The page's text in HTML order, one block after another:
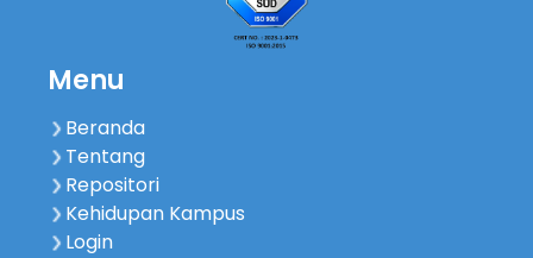
Menu
Beranda
Tentang
Repositori
Kehidupan Kampus
Login